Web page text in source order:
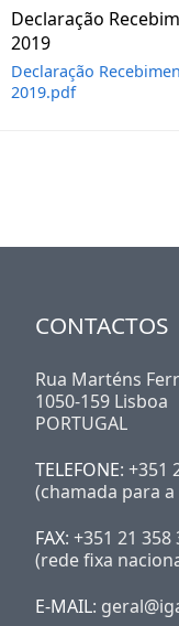
Declaração
2019
Declaração
2019.pdf
CONTACTOS
Rua Marténs
1050-159 Lisboa
PORTUGAL
TELEFONE: +351
(chamada para
FAX: +351 21 358
(rede fixa
E-MAIL: